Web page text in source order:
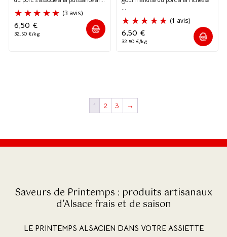
6,50 €
32.50 €/kg 6,50 €
32.50 €/kg
1 2 3 →
Saveurs de Printemps : produits artisanaux
d’Alsace frais et de saison
LE PRINTEMPS ALSACIEN DANS VOTRE ASSIETTE